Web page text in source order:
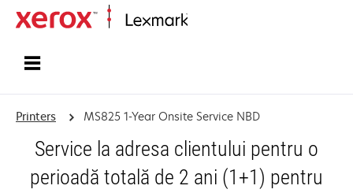
Printers MS825 1-Year Onsite Service NBD
Service la adresa clientului pentru o
perioadă totală de 2 ani (1+1) pentru